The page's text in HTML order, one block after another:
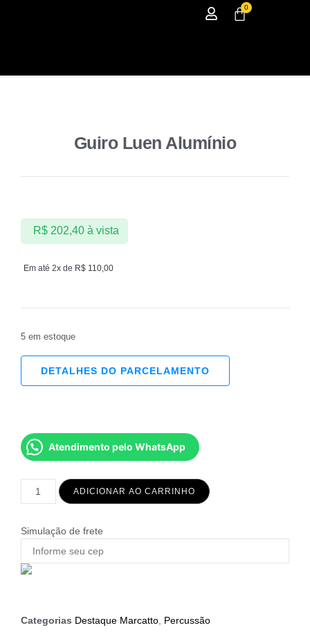
0
Guiro Luen Alumínio
Em até 2x de R$ 110,00
R$202,40 à vista
5 em estoque
DETALHES DO PARCELAMENTO
Atendimento pelo WhatsApp
ADICIONAR AO CARRINHO
Simulação de frete
Categorias Destaque Marcatto Percussão